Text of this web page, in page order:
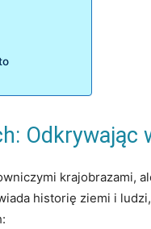
Odkrywając
historię ziemi i